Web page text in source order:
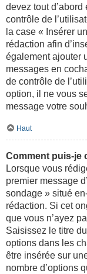
devez tout
contrôle de
la case « Insérer
rédaction afin
également ajouter
messages en
de contrôle de
option, il ne vous
message votre
Haut
Comment puis-je
Lorsque vous
premier message
sondage » situé
rédaction. Si cet
que vous n’ayez
Saisissez le titre
options dans les
être insérée sur
nombre d’options